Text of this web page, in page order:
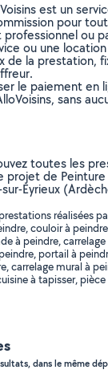
est un
pour
professionnel ou
ou une
de la prestation,
le paiement en
sans
toutes les
projet de Peinture
Eyrieux
réalisées
couloir à
à peindre,
portail à
carrelage mural à
à tapisser,
dans le même